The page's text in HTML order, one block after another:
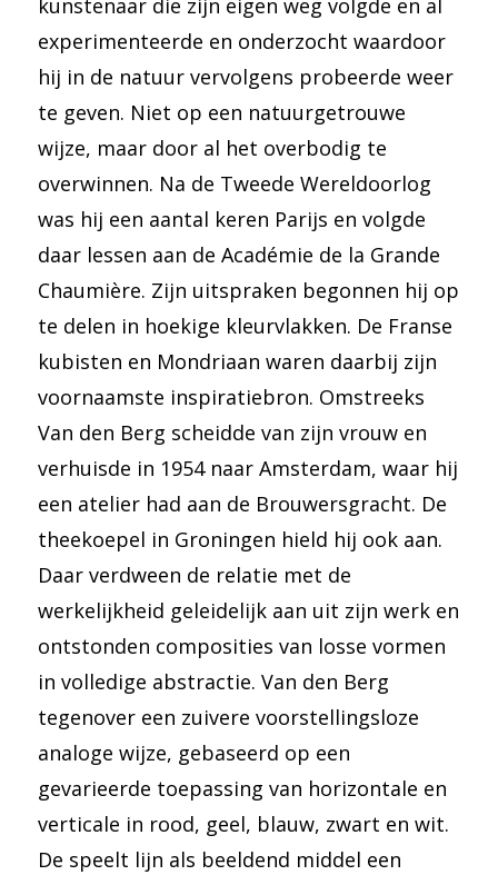
kunstenaar die zijn eigen weg volgde en al
experimenteerde en onderzocht waardoor
hij in de natuur vervolgens probeerde weer
te geven. Niet op een natuurgetrouwe
wijze, maar door al het overbodig te
overwinnen. Na de Tweede Wereldoorlog
was hij een aantal keren Parijs en volgde
daar lessen aan de Académie de la Grande
Chaumière. Zijn uitspraken begonnen hij op
te delen in hoekige kleurvlakken. De Franse
kubisten en Mondriaan waren daarbij zijn
voornaamste inspiratiebron. Omstreeks
Van den Berg scheidde van zijn vrouw en
verhuisde in 1954 naar Amsterdam, waar hij
een atelier had aan de Brouwersgracht. De
theekoepel in Groningen hield hij ook aan.
Daar verdween de relatie met de
werkelijkheid geleidelijk aan uit zijn werk en
ontstonden composities van losse vormen
in volledige abstractie. Van den Berg
tegenover een zuivere voorstellingsloze
analoge wijze, gebaseerd op een
gevarieerde toepassing van horizontale en
verticale in rood, geel, blauw, zwart en wit.
De speelt lijn als beeldend middel een